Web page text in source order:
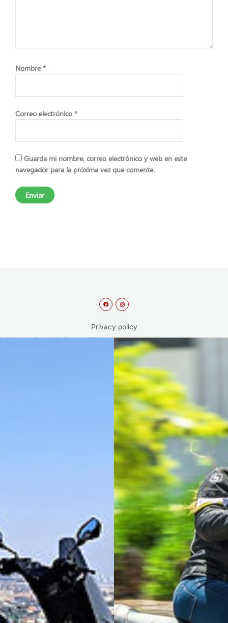
Nombre*
Correo electrónico *
Guarda mi nombre, correo electrónico y web en este
navegador para la próxima vez que comente.
F
a
c
o
o
I
n
s
g
r
m
Privacy policy